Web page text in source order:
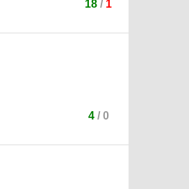
18 / 1
4/ 0